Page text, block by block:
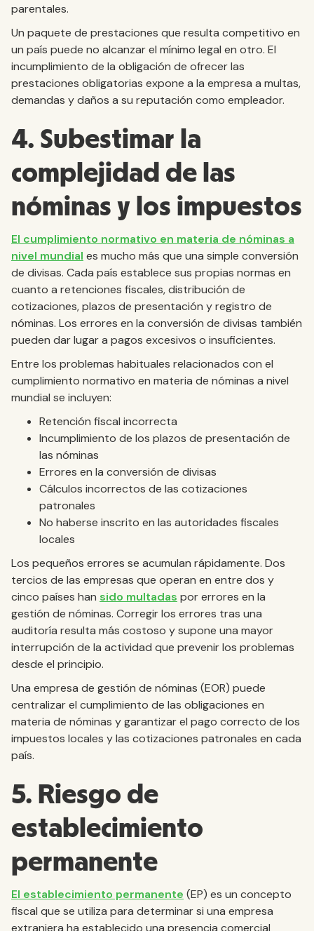
parentales.
Un paquete de prestaciones que resulta competitivo en
un país puede no alcanzar el mínimo legal en otro. El
incumplimiento de la obligación de ofrecer las
prestaciones obligatorias expone a la empresa a multas,
demandas y daños a su reputación como empleador.
4. Subestimar la
complejidad de las
nóminas y los impuestos
El cumplimiento normativo en materia de nóminas a
nivel mundial es mucho más que una simple conversión
de divisas. Cada país establece sus propias normas en
cuanto a retenciones fiscales, distribución de
cotizaciones, plazos de presentación y registro de
nóminas. Los errores en la conversión de divisas también
pueden dar lugar a pagos excesivos o insuficientes.
Entre los problemas habituales relacionados con el
cumplimiento normativo en materia de nóminas a nivel
mundial se incluyen:
Retención fiscal incorrecta
Incumplimiento de los plazos de presentación de
las nóminas
Errores en la conversión de divisas
Cálculos incorrectos de las cotizaciones
patronales
No haberse inscrito en las autoridades fiscales
locales
Los pequeños errores se acumulan rápidamente. Dos
tercios de las empresas que operan en entre dos y
cinco países han sido multadas por errores en la
gestión de nóminas. Corregir los errores tras una
auditoría resulta más costoso y supone una mayor
interrupción de la actividad que prevenir los problemas
desde el principio.
Una empresa de gestión de nóminas (EOR) puede
centralizar el cumplimiento de las obligaciones en
materia de nóminas y garantizar el pago correcto de los
impuestos locales y las cotizaciones patronales en cada
país.
5. Riesgo de
establecimiento
permanente
El establecimiento permanente (EP) es un concepto
fiscal que se utiliza para determinar si una empresa
extranjera ha establecido una presencia comercial